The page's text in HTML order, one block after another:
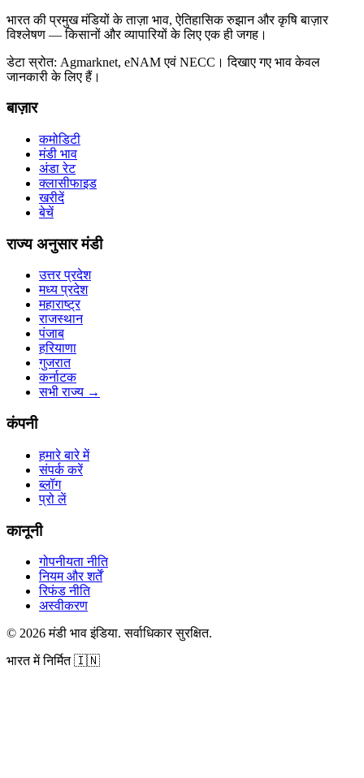
भारत की प्रमुख मंडियों के ताज़ा भाव, ऐतिहासिक रुझान और कृषि बाज़ार
विश्लेषण — किसानों और व्यापारियों के लिए एक ही जगह।
डेटा स्रोत: Agmarknet, eNAM एवं NECC। दिखाए गए भाव केवल
जानकारी के लिए हैं।
बाज़ार
कमोडिटी
मंडी भाव
अंडा रेट
क्लासीफाइड
खरीदें
बेचें
राज्य अनुसार मंडी
उत्तर प्रदेश
मध्य प्रदेश
महाराष्ट्र
राजस्थान
पंजाब
हरियाणा
गुजरात
कर्नाटक
सभी राज्य →
कंपनी
हमारे बारे में
संपर्क करें
ब्लॉग
प्रो लें
कानूनी
गोपनीयता नीति
नियम और शर्तें
रिफंड नीति
अस्वीकरण
© 2026 मंडी भाव इंडिया.सर्वाधिकार सुरक्षित.
भारत में निर्मित🇮🇳